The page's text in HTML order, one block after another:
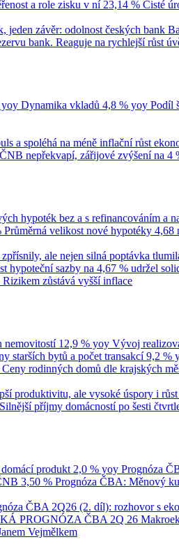
a role zisku v ní 23,14 % Čisté
jeden závěr: odolnost českých bank
bank. Reaguje na rychlejší růst
Dynamika vkladů 4,8 % yoy Podíl
a spoléhá na méně inflační růst
nepřekvapí, zářijové zvýšení na 4
hypoték bez a s refinancováním a
Průměrná velikost nové hypotéky 4,68
ale nejen silná poptávka
hypoteční sazby na 4,67 % udržel
zůstává vyšší inflace
nemovitostí 12,9 % yoy Vývoj
starších bytů a počet transakcí 9,2 %
Ceny rodinných domů dle krajských
produktivitu, ale vysoké úspory i
Silnější příjmy domácností po šesti
produkt 2,0 % yoy Prognóza
3,50 % Prognóza ČBA: Měnový
ČBA 2Q26 (2. díl): rozhovor s
PROGNÓZA ČBA 2Q 26
Vejmělkem